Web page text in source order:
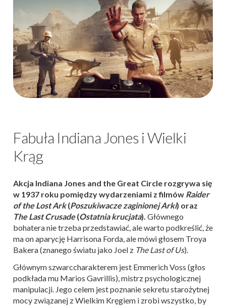
Fabuła Indiana Jones i Wielki
Krąg
Akcja Indiana Jones and the Great Circle rozgrywa się
w 1937 roku pomiędzy wydarzeniami z filmów Raider
of the Lost Ark(Poszukiwacze zaginionej Arki) oraz
The Last Crusade(Ostatnia krucjata). Głównego
bohatera nie trzeba przedstawiać, ale warto podkreślić, że
ma on aparycję Harrisona Forda, ale mówi głosem Troya
Bakera (znanego światu jako Joel z The Last of Us).
Głównym szwarccharakterem jest Emmerich Voss (głos
podkłada mu Marios Gavrillis), mistrz psychologicznej
manipulacji. Jego celem jest poznanie sekretu starożytnej
mocy związanej z Wielkim Kręgiem i zrobi wszystko, by